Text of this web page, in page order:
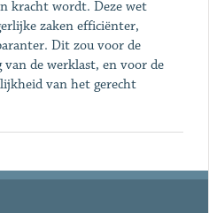
kracht wordt. Deze wet
zaken efficiënter,
Dit zou voor de
de werklast, en voor de
van het gerecht